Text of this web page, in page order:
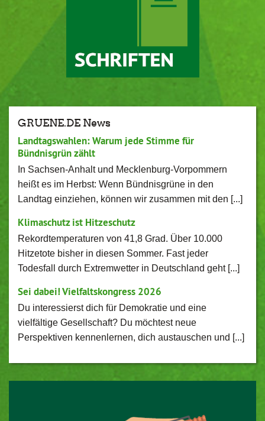
GRUENE.DE News
Landtagswahlen: Warum jede Stimme für
Bündnisgrün zählt
In Sachsen-Anhalt und Mecklenburg-Vorpommern
heißt es im Herbst: Wenn Bündnisgrüne in den
Landtag einziehen, können wir zusammen mit den [...]
Klimaschutz ist Hitzeschutz
Rekordtemperaturen von 41,8 Grad. Über 10.000
Hitzetote bisher in diesen Sommer. Fast jeder
Todesfall durch Extremwetter in Deutschland geht [...]
Sei dabei! Vielfaltskongress 2026
Du interessierst dich für Demokratie und eine
vielfältige Gesellschaft? Du möchtest neue
Perspektiven kennenlernen, dich austauschen und [...]